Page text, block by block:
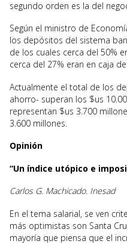
segundo orden es la del
Según el ministro de
los depósitos del sistema
de los cuales cerca del 50%
cerca del 27% eran en caja
Actualmente el total de los
ahorro- superan los $us
representan $us 3.700
3.600 millones.
Opinión
“Un índice utópico e
Carlos G. Machicado. Inesad
En el tema salarial, se ven
más optimistas son Santa
mayoría que piensa que el